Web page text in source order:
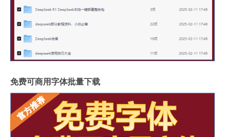
免费可商用字体批量下载